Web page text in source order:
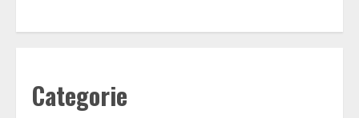
Categorie